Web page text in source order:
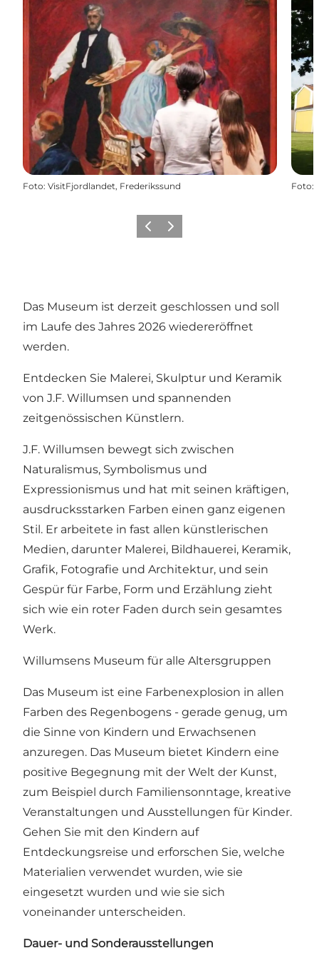
Foto: VisitFjordlandet, Frederikssund Foto:
Vorherige Folie
Nächste Folie
Das Museum ist derzeit geschlossen und soll
im Laufe des Jahres 2026 wiedereröffnet
werden.
Entdecken Sie Malerei, Skulptur und Keramik
von J.F. Willumsen und spannenden
zeitgenössischen Künstlern.
J.F. Willumsen bewegt sich zwischen
Naturalismus, Symbolismus und
Expressionismus und hat mit seinen kräftigen,
ausdrucksstarken Farben einen ganz eigenen
Stil. Er arbeitete in fast allen künstlerischen
Medien, darunter Malerei, Bildhauerei, Keramik,
Grafik, Fotografie und Architektur, und sein
Gespür für Farbe, Form und Erzählung zieht
sich wie ein roter Faden durch sein gesamtes
Werk.
Willumsens Museum für alle Altersgruppen
Das Museum ist eine Farbenexplosion in allen
Farben des Regenbogens - gerade genug, um
die Sinne von Kindern und Erwachsenen
anzuregen. Das Museum bietet Kindern eine
positive Begegnung mit der Welt der Kunst,
zum Beispiel durch Familiensonntage, kreative
Veranstaltungen und Ausstellungen für Kinder.
Gehen Sie mit den Kindern auf
Entdeckungsreise und erforschen Sie, welche
Materialien verwendet wurden, wie sie
eingesetzt wurden und wie sie sich
voneinander unterscheiden.
Dauer- und Sonderausstellungen